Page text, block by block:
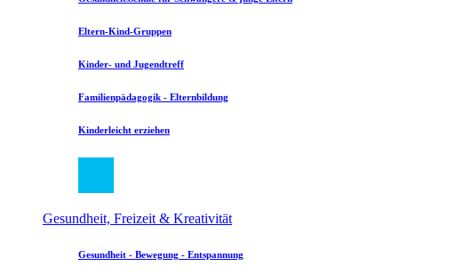
Eltern-Kind-Gruppen
Kinder- und Jugendtreff
Familienpädagogik - Elternbildung
Kinderleicht erziehen
Gesundheit, Freizeit & Kreativität
Gesundheit - Bewegung - Entspannung